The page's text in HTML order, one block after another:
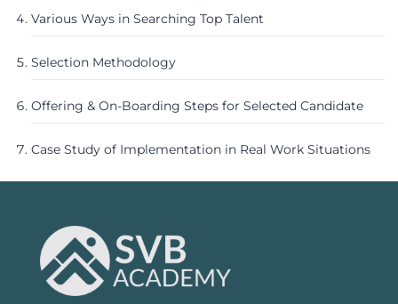
Various Ways in Searching Top Talent
Selection Methodology
Offering & On-Boarding Steps for Selected Candidate
Case Study of Implementation in Real Work Situations